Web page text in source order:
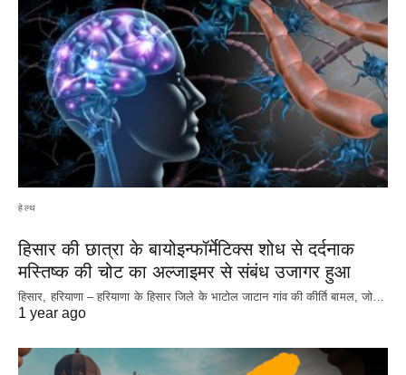
हेल्थ
हिसार की छात्रा के बायोइन्फॉर्मेटिक्स शोध से दर्दनाक
मस्तिष्क की चोट का अल्जाइमर से संबंध उजागर हुआ
हिसार, हरियाणा – हरियाणा के हिसार जिले के भाटोल जाटान गांव की कीर्ति बामल, जो…
1 year ago